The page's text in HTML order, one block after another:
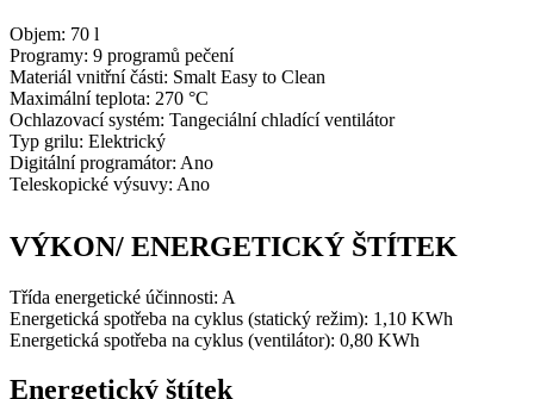
Objem: 70 l
Programy: 9 programů pečení
Materiál vnitřní části: Smalt Easy to Clean
Maximální teplota: 270 °C
Ochlazovací systém: Tangeciální chladící ventilátor
Typ grilu: Elektrický
Digitální programátor: Ano
Teleskopické výsuvy: Ano
VÝKON/ ENERGETICKÝ ŠTÍTEK
Třída energetické účinnosti: A
Energetická spotřeba na cyklus (statický režim): 1,10 KWh
Energetická spotřeba na cyklus (ventilátor): 0,80 KWh
Energetický štítek